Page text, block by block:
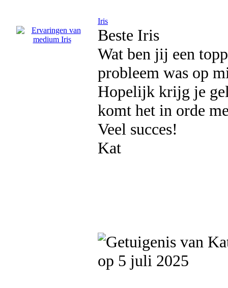
Iris
Beste Iris
Wat ben jij een
probleem was op
Hopelijk krijg je
komt het in orde
Veel succes!
Kat
op 5 juli 2025